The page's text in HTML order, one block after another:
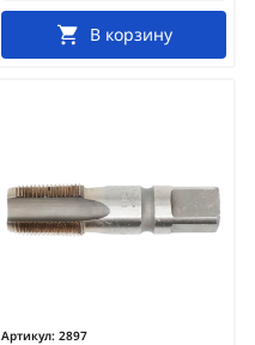
В корзину
Артикул: 2897